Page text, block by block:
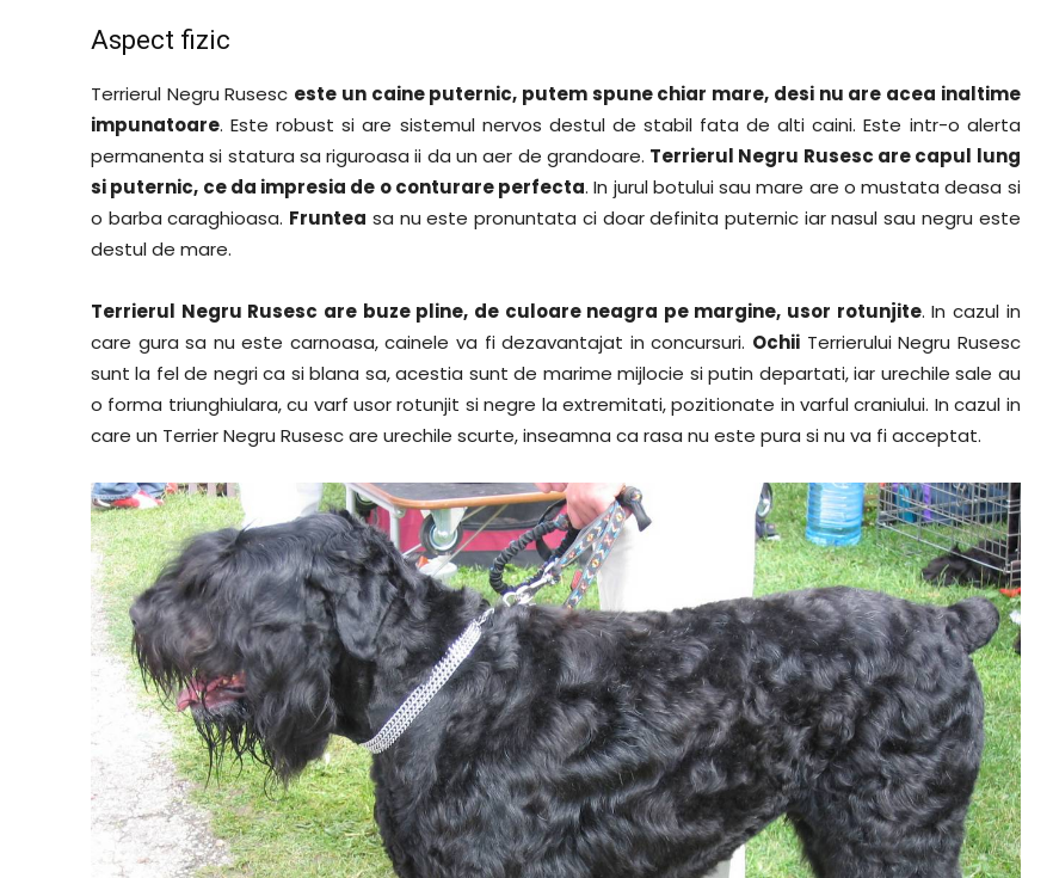
Aspect fizic
Terrierul Negru Rusesc este un caine puternic, putem spune chiar mare, desi nu are acea inaltime
impunatoare. Este robust si are sistemul nervos destul de stabil fata de alti caini. Este intr-o alerta
permanenta si statura sa riguroasa ii da un aer de grandoare. Terrierul Negru Rusesc are capul lung
si puternic, ce da impresia de o conturare perfecta. In jurul botului sau mare are o mustata deasa si
o barba caraghioasa. Fruntea sa nu este pronuntata ci doar definita puternic iar nasul sau negru este
destul de mare.
Terrierul Negru Rusesc are buze pline, de culoare neagra pe margine, usor rotunjite. In cazul in
care gura sa nu este carnoasa, cainele va fi dezavantajat in concursuri. OchiiTerrierului Negru Rusesc
sunt la fel de negri ca si blana sa, acestia sunt de marime mijlocie si putin departati, iar urechile sale au
o forma triunghiulara, cu varf usor rotunjit si negre la extremitati, pozitionate in varful craniului. In cazul in
care un Terrier Negru Rusesc are urechile scurte, inseamna ca rasa nu este pura si nu va fi acceptat.